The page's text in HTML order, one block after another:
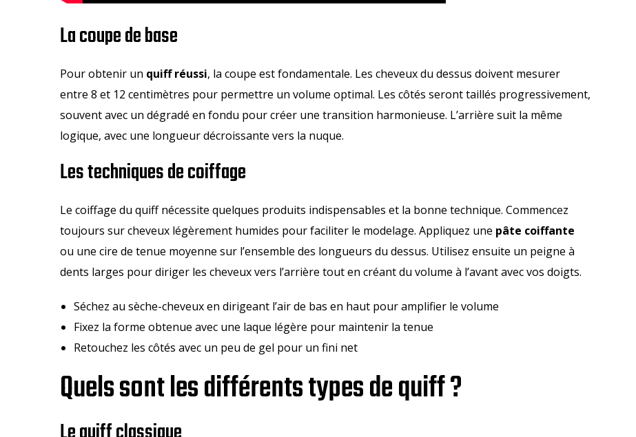
La coupe de base
Pour obtenir un quiff réussi, la coupe est fondamentale. Les cheveux du dessus doivent mesurer
entre 8 et 12 centimètres pour permettre un volume optimal. Les côtés seront taillés progressivement,
souvent avec un dégradé en fondu pour créer une transition harmonieuse. L’arrière suit la même
logique, avec une longueur décroissante vers la nuque.
Les techniques de coiffage
Le coiffage du quiff nécessite quelques produits indispensables et la bonne technique. Commencez
toujours sur cheveux légèrement humides pour faciliter le modelage. Appliquez une pâte coiffante
ou une cire de tenue moyenne sur l’ensemble des longueurs du dessus. Utilisez ensuite un peigne à
dents larges pour diriger les cheveux vers l’arrière tout en créant du volume à l’avant avec vos doigts.
Séchez au sèche-cheveux en dirigeant l’air de bas en haut pour amplifier le volume
Fixez la forme obtenue avec une laque légère pour maintenir la tenue
Retouchez les côtés avec un peu de gel pour un fini net
Quels sont les différents types de quiff ?